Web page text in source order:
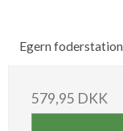
Egern foderstation
579,95 DKK